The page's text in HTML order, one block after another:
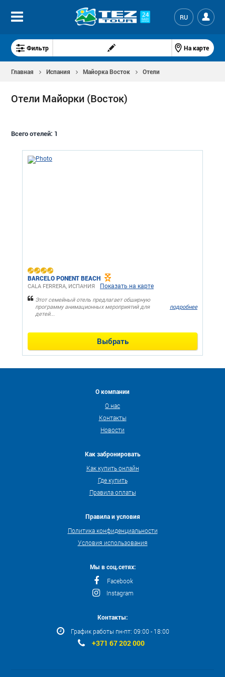
RU
Фильтр На карте
Главная Испания Майорка Восток Отели
Отели Майорки (Восток)
Всего отелей: 1
BARCELO PONENT BEACH
CALA FERRERA, ИСПАНИЯ Показать на карте
Этот семейный отель предлагает обширную
программу анимационных мероприятий для
детей...
подробнее
Выбрать
О компании
О нас
Контакты
Новости
Как забронировать
Как купить онлайн
Где купить
Правила оплаты
Правила и условия
Политика конфиденциальности
Условия использования
Мы в соц.сетях:
Facebook
Instagram
Контакты:
График работы пн-пт: 09:00 - 18:00
+371 67 202 000